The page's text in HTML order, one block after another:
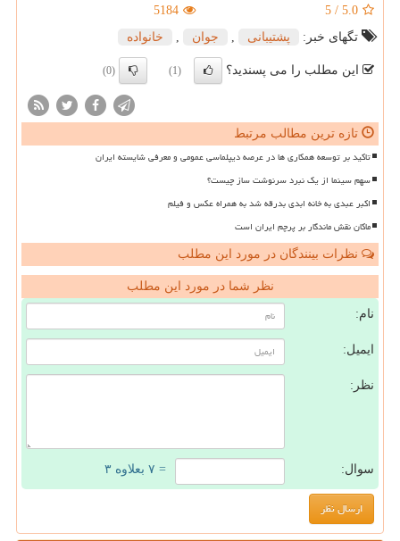
5.0
/
5
5184
تگهای خبر:
پشتیبانی جوان خانواده
این مطلب را می پسندید؟ (1)
(0)
تازه ترین مطالب مرتبط
تاکید بر توسعه همکاری ها در عرصه دیپلماسی عمومی و معرفی شایسته ایران
سهم سینما از یک نبرد سرنوشت ساز چیست؟
اکبر عبدی به خانه ابدی بدرقه شد به همراه عکس و فیلم
ماکان نقش ماندگار بر پرچم ایران است
نظرات بینندگان در مورد این مطلب
نظر شما در مورد این مطلب
نام:
ایمیل:
نظر:
سوال: = ۷ بعلاوه ۳